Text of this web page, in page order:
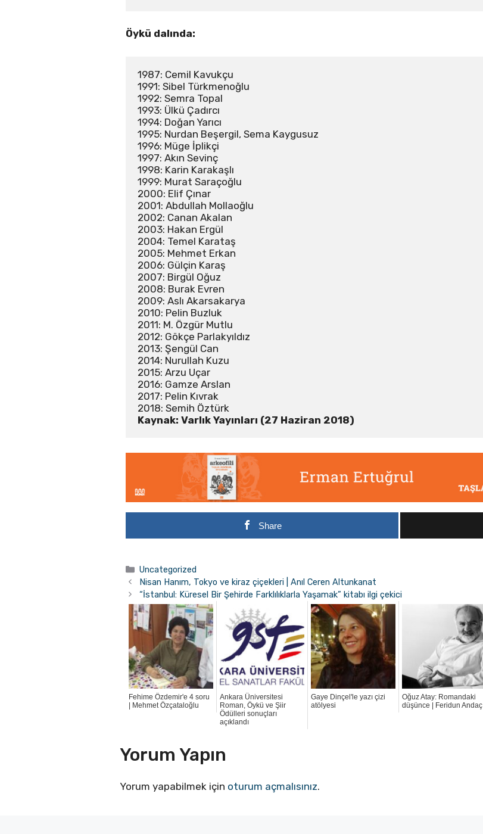
Öykü dalında:
1987: Cemil Kavukçu
1991: Sibel Türkmenoğlu
1992: Semra Topal
1993: Ülkü Çadırcı
1994: Doğan Yarıcı
1995: Nurdan Beşergil, Sema Kaygusuz
1996: Müge İplikçi
1997: Akın Sevinç
1998: Karin Karakaşlı
1999: Murat Saraçoğlu
2000: Elif Çınar
2001: Abdullah Mollaoğlu
2002: Canan Akalan
2003: Hakan Ergül
2004: Temel Karataş
2005: Mehmet Erkan
2006: Gülçin Karaş
2007: Birgül Oğuz
2008: Burak Evren
2009: Aslı Akarsakarya
2010: Pelin Buzluk
2011: M. Özgür Mutlu
2012: Gökçe Parlakyıldız
2013: Şengül Can
2014: Nurullah Kuzu
2015: Arzu Uçar
2016: Gamze Arslan
2017: Pelin Kıvrak
Kaynak: Varlık Yayınları (27 Haziran 2018)
Share
Kategoriler
Uncategorized
Nisan Hanım, Tokyo ve kiraz çiçekleri | Anıl Ceren Altunkanat
“İstanbul: Küresel Bir Şehirde Farklılıklarla Yaşamak” kitabı ilgi çekici
Fehime Özdemir'e 4 soru
| Mehmet Özçataloğlu
Ankara Üniversitesi
Roman, Öykü ve Şiir
Ödülleri sonuçları
açıklandı
Gaye Dinçel'le yazı çizi
atölyesi
Oğuz Atay: Romandaki
düşünce | Feridun Andaç
Yorum Yapın
Yorum yapabilmek için oturum açmalısınız.